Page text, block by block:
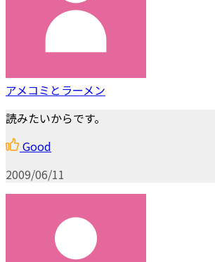
アメコミとラーメン
読みたいからです。
Good
2009/06/11